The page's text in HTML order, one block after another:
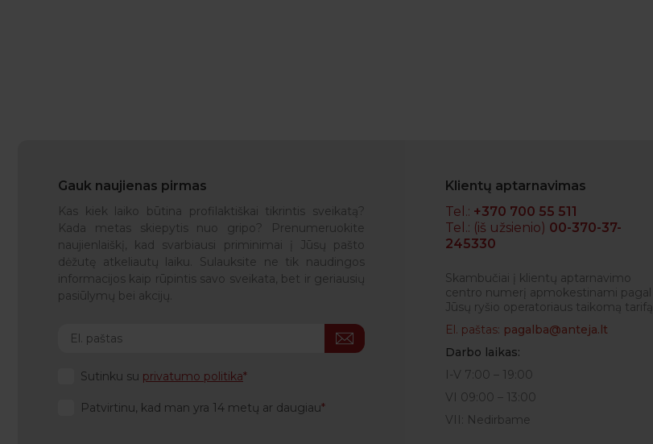
Gauk naujienas pirmas
Kas kiek laiko būtina profilaktiškai tikrintis sveikatą?
Kada metas skiepytis nuo gripo? Prenumeruokite
naujienlaiškį, kad svarbiausi priminimai į Jūsų pašto
dėžutę atkeliautų laiku. Sulauksite ne tik naudingos
informacijos kaip rūpintis savo sveikata, bet ir geriausių
pasiūlymų bei akcijų.
Sutinku su privatumo politika
Patvirtinu, kad man yra 14 metų ar daugiau
Klientų aptarnavimas
Tel.: +370 700 55 511
Tel.: (iš užsienio) 00-370-37-
245330
Skambučiai į klientų aptarnavimo
centro numerį apmokestinami pagal
Jūsų ryšio operatoriaus taikomą tarifą.
El. paštas: pagalba@anteja.lt
Darbo laikas:
I-V 7:00 – 19:00
VI 09:00 – 13:00
VII: Nedirbame
RENATA